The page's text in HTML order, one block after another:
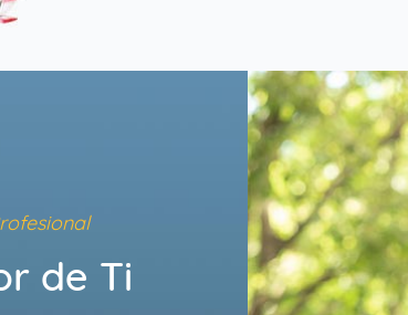
de Ti